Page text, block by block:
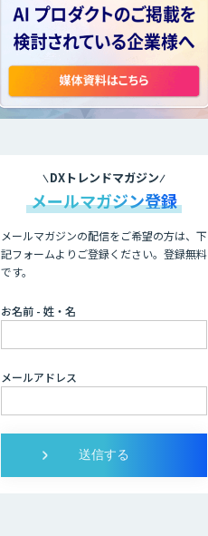
DXトレンドマガジン
メールマガジン登録
メールマガジンの配信をご希望の方は、下
記フォームよりご登録ください。登録無料
です。
お名前 - 姓・名
メールアドレス